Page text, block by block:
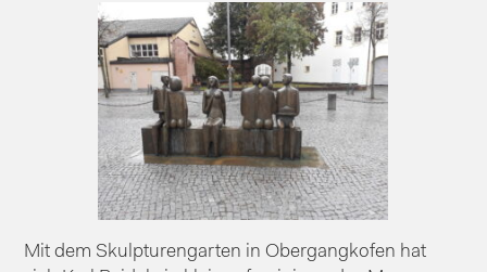
Mit dem Skulpturengarten in Obergangkofen hat